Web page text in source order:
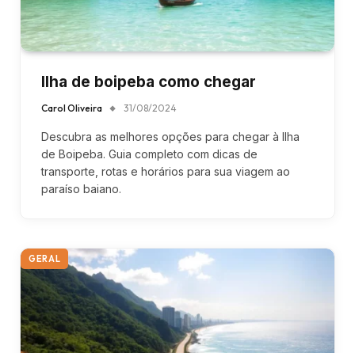
Ilha de boipeba como chegar
Carol Oliveira 31/08/2024
Descubra as melhores opções para chegar à Ilha
de Boipeba. Guia completo com dicas de
transporte, rotas e horários para sua viagem ao
paraíso baiano.
GERAL